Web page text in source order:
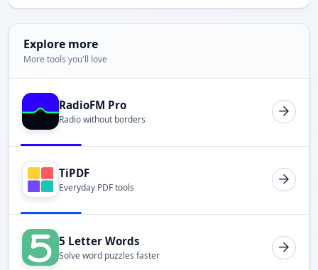
Explore more
More tools you'll love
RadioFM Pro
Radio without borders
TiPDF
Everyday PDF tools
5 Letter Words
Solve word puzzles faster